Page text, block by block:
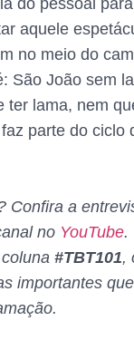
do pessoal
aquele
no meio do
São João sem
ter lama, nem
parte do ciclo
Confira a
no YouTube.
#TBT101,
importantes